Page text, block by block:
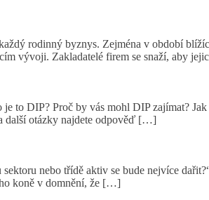
rodinný byznys. Zejména v období
vývoji. Zakladatelé firem se snaží, aby
to DIP? Proč by vás mohl DIP zajímat?
další otázky najdete odpověď […]
nebo třídě aktiv se bude nejvíce
koně v domnění, že […]